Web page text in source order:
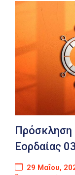
Πρόσκληση
Εορδαίας
29 Μαΐου,